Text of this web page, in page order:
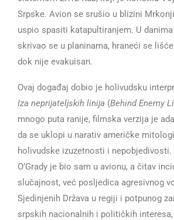
Srpske. Avion se srušio u blizini
uspio spasiti katapultiranjem. U
skrivao se u planinama, hraneći se
dok nije evakuisan.
Ovaj događaj dobio je holivudsku
Iza neprijateljskih linija (Behind Enemy
mnogo puta ranije, filmska verzija je
da se uklopi u narativ američke
holivudske izuzetnosti i
O’Grady je bio sam u avionu, a čitav
slučajnost, već posljedica agresivnog
Sjedinjenih Država u regiji i potpunog
srpskih nacionalnih i političkih